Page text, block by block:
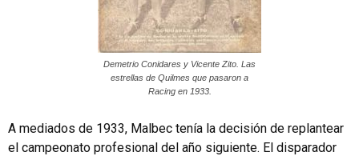
Demetrio Conidares y Vicente Zito. Las
estrellas de Quilmes que pasaron a
Racing en 1933.
A mediados de 1933, Malbec tenía la decisión de replantear
el campeonato profesional del año siguiente. El disparador